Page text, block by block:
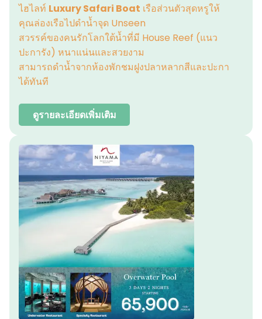
ไฮไลท์ Luxury Safari Boat เรือส่วนตัวสุดหรูให้
คุณล่องเรือไปดำน้ำจุด Unseen
สวรรค์ของคนรักโลกใต้น้ำที่มี House Reef (แนว
ปะการัง) หนาแน่นและสวยงาม
สามารถดำน้ำจากห้องพักชมฝูงปลาหลากสีและปะกา
ได้ทันที
ดูรายละเอียดเพิ่มเติม